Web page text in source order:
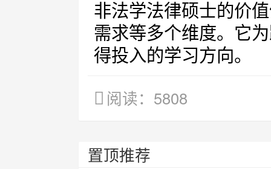
非法学法律硕士的价
需求等多个维度。它
得投入的学习方向。
阅读：5808
置顶推荐